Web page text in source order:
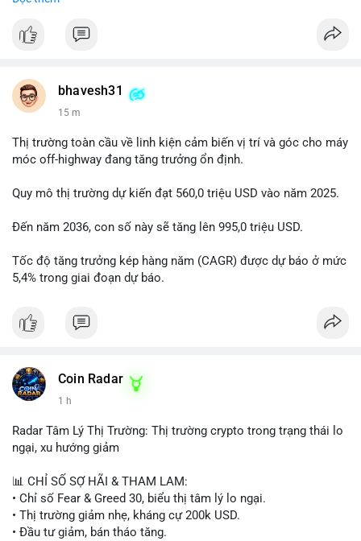
bhavesh31
15 m
Thị trường toàn cầu về linh kiện cảm biến vị trí và góc cho máy
móc off-highway đang tăng trưởng ổn định.
Quy mô thị trường dự kiến đạt 560,0 triệu USD vào năm 2025.
Đến năm 2036, con số này sẽ tăng lên 995,0 triệu USD.
Tốc độ tăng trưởng kép hàng năm (CAGR) được dự báo ở mức
5,4% trong giai đoạn dự báo.
Coin Radar
1 h
Radar Tâm Lý Thị Trường: Thị trường crypto trong trạng thái lo
ngại, xu hướng giảm
📊 CHỈ SỐ SỢ HÃI & THAM LAM:
• Chỉ số Fear & Greed 30, biểu thị tâm lý lo ngại.
• Thị trường giảm nhẹ, kháng cự 200k USD.
• Đầu tư giảm, bán tháo tăng.